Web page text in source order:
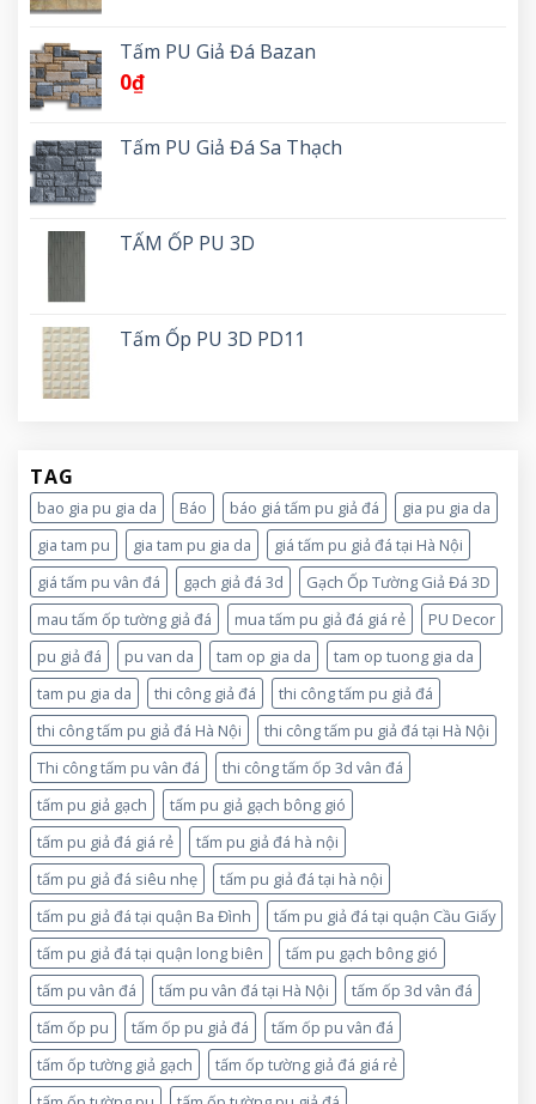
Tấm PU Giả Đá Bazan
0₫
Tấm PU Giả Đá Sa Thạch
TẤM ỐP PU 3D
Tấm Ốp PU 3D PD11
TAG
bao gia pu gia da Báo báo giá tấm pu giả đá
gia pu gia da
gia tam pu
gia tam pu gia da
giá tấm pu giả đá tại Hà Nội
giá tấm pu vân đá
gạch giả đá 3d
Gạch Ốp Tường Giả Đá 3D
mau tấm ốp tường giả đá
mua tấm pu giả đá giá rẻ
PU Decor
pu giả đá
pu van da tam op gia da
tam op tuong gia da
tam pu gia da
thi công giả đá
thi công tấm pu giả đá
thi công tấm pu giả đá Hà Nội
thi công tấm pu giả đá tại Hà Nội
Thi công tấm pu vân đá
thi công tấm ốp 3d vân đá
tấm pu giả gạch
tấm pu giả gạch bông gió
tấm pu giả đá giá rẻ
tấm pu giả đá hà nội
tấm pu giả đá siêu nhẹ
tấm pu giả đá tại hà nội
tấm pu giả đá tại quận Ba Đình
tấm pu giả đá tại quận Cầu Giấy
tấm pu giả đá tại quận long biên
tấm pu gạch bông gió
tấm pu vân đá
tấm pu vân đá tại Hà Nội
tấm ốp 3d vân đá
tấm ốp pu
tấm ốp pu giả đá
tấm ốp pu vân đá
tấm ốp tường giả gạch
tấm ốp tường giả đá giá rẻ